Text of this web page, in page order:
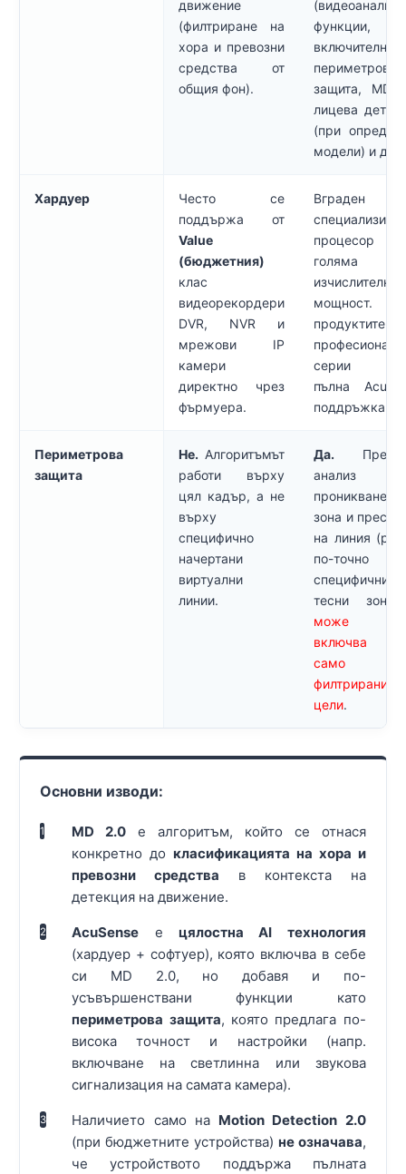
движение
(филтриране на
хора и превозни
средства от
общия фон).
(видеоанализ)
функции,
включително
периметрова
защита, MD
лицева
(при
модели) и др.
Хардуер
Често се
поддържа от
Value
(бюджетния)
клас
видеорекордери
DVR, NVR и
мрежови IP
камери
директно чрез
фърмуера.
Вграден
голяма
изчислителна
мощност.
продуктите
серии
пълна
поддръжка.
Периметрова
защита
Не. Алгоритъмът
работи върху
цял кадър, а не
върху
специфично
начертани
виртуални
линии.
Да.
анализ
зона и
на линия
по-точно
специфични
тесни
може
включва
само
филтрирани
цели.
Основни изводи:
1 MD 2.0 е алгоритъм, който се отнася
конкретно до класификацията на хора и
превозни средства в контекста на
детекция на движение.
2 AcuSense е цялостна AI технология
(хардуер + софтуер), която включва в себе
си MD 2.0, но добавя и по-
усъвършенствани функции като
периметрова защита, която предлага по-
висока точност и настройки (напр.
включване на светлинна или звукова
сигнализация на самата камера).
3 Наличието само на Motion Detection 2.0
(при бюджетните устройства) не означава,
че устройството поддържа пълната